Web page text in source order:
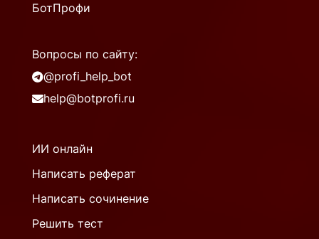
БотПрофи
Вопросы по сайту:
@profi_help_bot
help@botprofi.ru
ИИ онлайн
Написать реферат
Написать сочинение
Решить тест